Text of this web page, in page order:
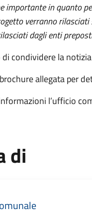
importante in quanto
verranno
dagli enti
condividere la
allegata per
l’ufficio
di